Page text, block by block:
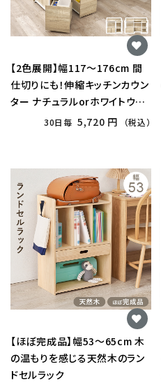
【2色展開】幅117〜176cm 間
仕切りにも！伸縮キッチンカウン
ター ナチュラルorホワイトウォ
30日毎 5,720 円 （税込）
【ほぼ完成品】幅53〜65cm 木
の温もりを感じる天然木のラン
ドセルラック